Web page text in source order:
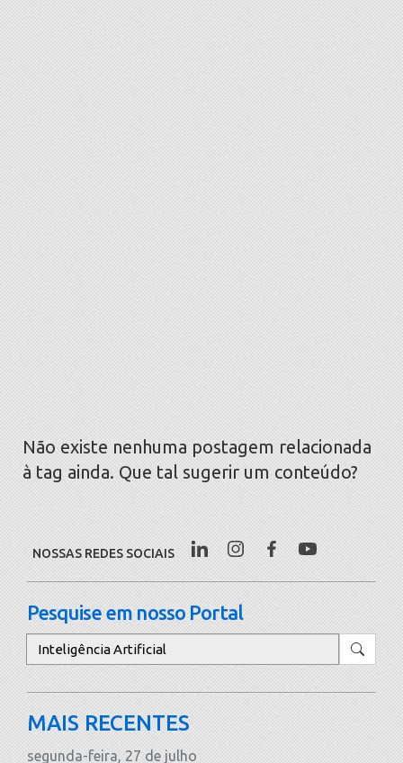
Não existe nenhuma postagem relacionada
à tag ainda. Que tal sugerir um conteúdo?
NOSSAS REDES SOCIAIS
Pesquise em nosso Portal
Pesquisar
MAIS RECENTES
segunda-feira, 27 de julho